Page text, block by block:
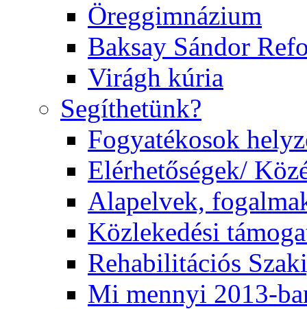
Öreggimnázium
Baksay Sándor
Virágh kúria
Segíthetünk?
Fogyatékosok
Elérhetőségek/
Alapelvek,
Közlekedési
Rehabilitációs
Mi mennyi 2013-